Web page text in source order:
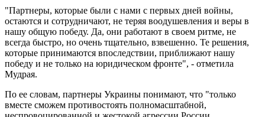
"Партнеры, которые были с нами с первых дней войны,
остаются и сотрудничают, не теряя воодушевления и веры в
нашу общую победу. Да, они работают в своем ритме, не
всегда быстро, но очень тщательно, взвешенно. Те решения,
которые принимаются впоследствии, приближают нашу
победу и не только на юридическом фронте", - отметила
Мудрая.
По ее словам, партнеры Украины понимают, что "только
вместе сможем противостоять полномасштабной,